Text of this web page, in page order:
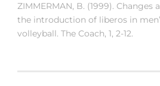
ZIMMERMAN, B. (1999).
the introduction of liberos in
volleyball. The Coach, 1, 2-12.